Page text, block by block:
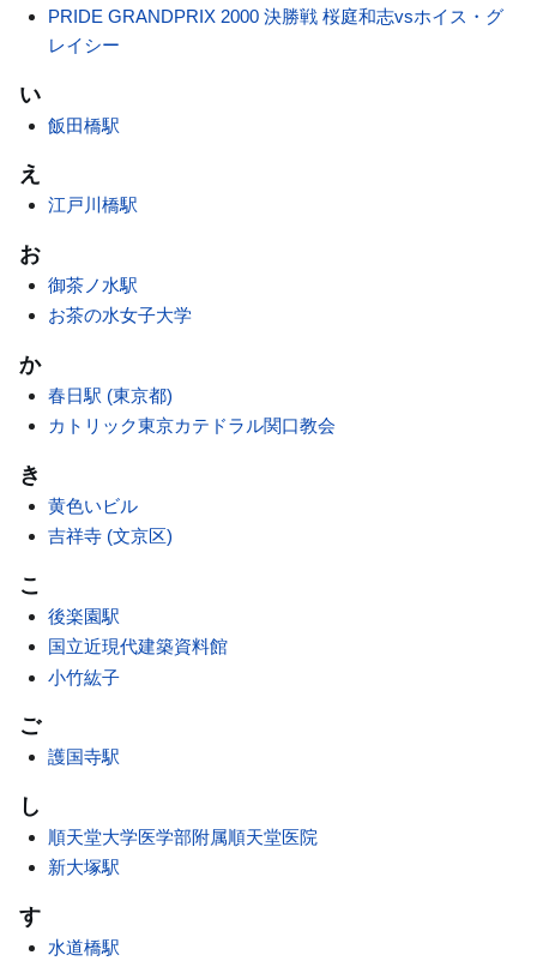
PRIDE GRANDPRIX 2000 決勝戦 桜庭和志vsホイス・グ
レイシー
い
飯田橋駅
え
江戸川橋駅
お
御茶ノ水駅
お茶の水女子大学
か
春日駅 (東京都)
カトリック東京カテドラル関口教会
き
黄色いビル
吉祥寺 (文京区)
こ
後楽園駅
国立近現代建築資料館
小竹紘子
ご
護国寺駅
し
順天堂大学医学部附属順天堂医院
新大塚駅
す
水道橋駅